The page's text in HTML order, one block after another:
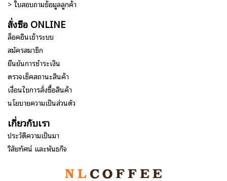
> ใบสอบถามข้อมูลลูกค้า
สั่งซื้อ ONLINE
ล็อคอินเข้าระบบ
สมัครสมาชิก
ยืนยันการชำระเงิน
ตรวจเช็คสถานะสินค้า
เงื่อนไขการสั่งซื้อสินค้า
นโยบายความเป็นส่วนตัว
เกี่ยวกับเรา
ประวัติความเป็นมา
วิสัยทัศน์ และพันธกิจ